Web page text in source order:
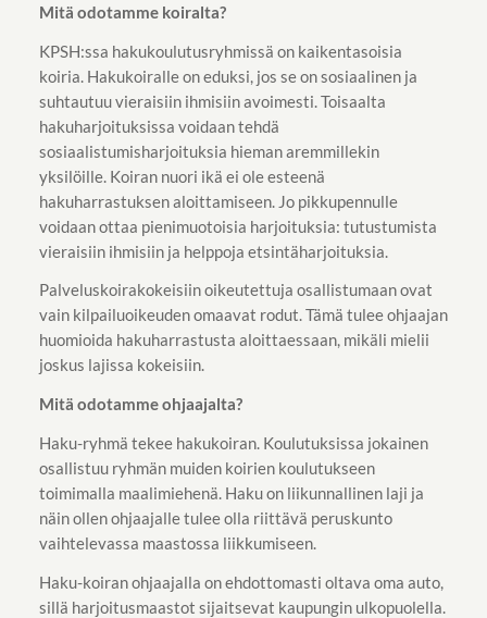
Mitä odotamme koiralta?
KPSH:ssa hakukoulutusryhmissä on kaikentasoisia
koiria. Hakukoiralle on eduksi, jos se on sosiaalinen ja
suhtautuu vieraisiin ihmisiin avoimesti. Toisaalta
hakuharjoituksissa voidaan tehdä
sosiaalistumisharjoituksia hieman aremmillekin
yksilöille. Koiran nuori ikä ei ole esteenä
hakuharrastuksen aloittamiseen. Jo pikkupennulle
voidaan ottaa pienimuotoisia harjoituksia: tutustumista
vieraisiin ihmisiin ja helppoja etsintäharjoituksia.
Palveluskoirakokeisiin oikeutettuja osallistumaan ovat
vain kilpailuoikeuden omaavat rodut. Tämä tulee ohjaajan
huomioida hakuharrastusta aloittaessaan, mikäli mielii
joskus lajissa kokeisiin.
Mitä odotamme ohjaajalta?
Haku-ryhmä tekee hakukoiran. Koulutuksissa jokainen
osallistuu ryhmän muiden koirien koulutukseen
toimimalla maalimiehenä. Haku on liikunnallinen laji ja
näin ollen ohjaajalle tulee olla riittävä peruskunto
vaihtelevassa maastossa liikkumiseen.
Haku-koiran ohjaajalla on ehdottomasti oltava oma auto,
sillä harjoitusmaastot sijaitsevat kaupungin ulkopuolella.